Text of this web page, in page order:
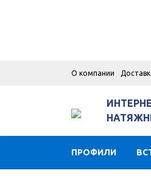
О компании
ПРОФИЛИ